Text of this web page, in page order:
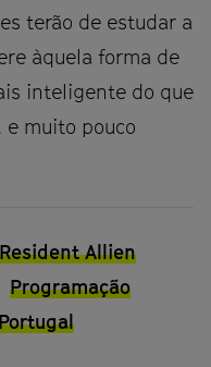
terão de estudar a
àquela forma de
inteligente do que
e muito pouco
Resident Allien
Programação